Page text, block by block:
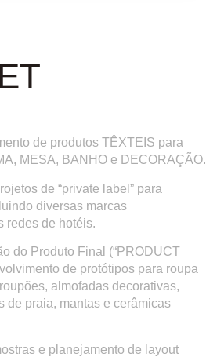
de produtos TÊXTEIS para
MESA, BANHO e DECORAÇÃO.
de “private label” para
diversas marcas
redes de hotéis.
do Produto Final (“PRODUCT
de protótipos para roupa
almofadas decorativas,
de praia, mantas e cerâmicas
e planejamento de layout